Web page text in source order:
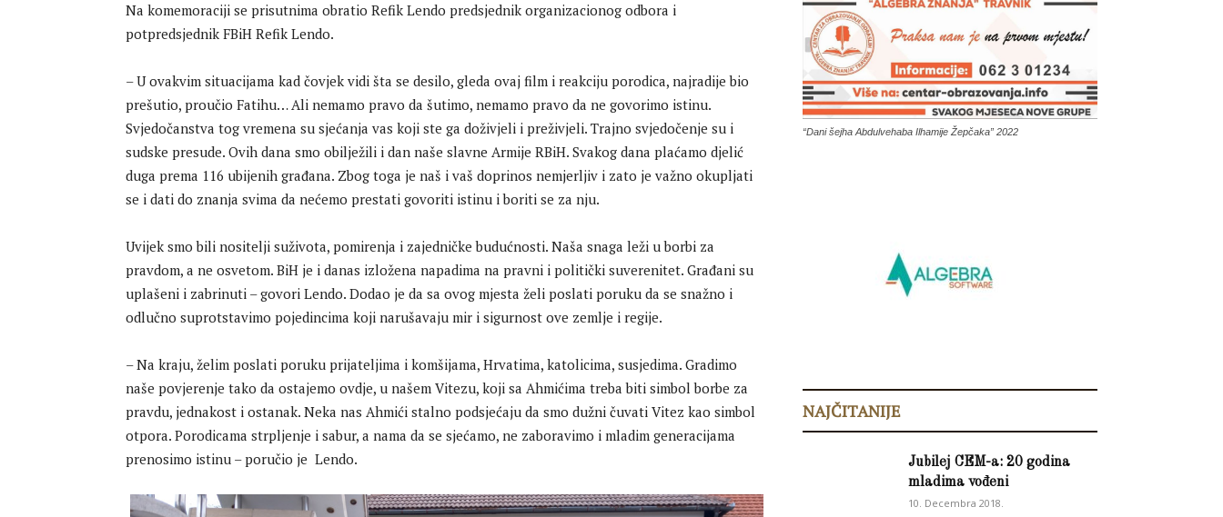
Na komemoraciji se prisutnima obratio Refik Lendo predsjednik organizacionog odbora i
potpredsjednik FBiH Refik Lendo.
– U ovakvim situacijama kad čovjek vidi šta se desilo, gleda ovaj film i reakciju porodica, najradije bio
prešutio, proučio Fatihu… Ali nemamo pravo da šutimo, nemamo pravo da ne govorimo istinu.
Svjedočanstva tog vremena su sjećanja vas koji ste ga doživjeli i preživjeli. Trajno svjedočenje su i
sudske presude. Ovih dana smo obilježili i dan naše slavne Armije RBiH. Svakog dana plaćamo djelić
duga prema 116 ubijenih građana. Zbog toga je naš i vaš doprinos nemjerljiv i zato je važno okupljati
se i dati do znanja svima da nećemo prestati govoriti istinu i boriti se za nju.
Uvijek smo bili nositelji suživota, pomirenja i zajedničke budućnosti. Naša snaga leži u borbi za
pravdom, a ne osvetom. BiH je i danas izložena napadima na pravni i politički suverenitet. Građani su
uplašeni i zabrinuti – govori Lendo. Dodao je da sa ovog mjesta želi poslati poruku da se snažno i
odlučno suprotstavimo pojedincima koji narušavaju mir i sigurnost ove zemlje i regije.
– Na kraju, želim poslati poruku prijateljima i komšijama, Hrvatima, katolicima, susjedima. Gradimo
naše povjerenje tako da ostajemo ovdje, u našem Vitezu, koji sa Ahmićima treba biti simbol borbe za
pravdu, jednakost i ostanak. Neka nas Ahmići stalno podsjećaju da smo dužni čuvati Vitez kao simbol
otpora. Porodicama strpljenje i sabur, a nama da se sjećamo, ne zaboravimo i mladim generacijama
prenosimo istinu – poručio je Lendo.
“Dani šejha Abdulvehaba Ilhamije Žepčaka” 2022
NAJČITANIJE
Jubilej CEM-a: 20 godina
mladima vođeni
10. Decembra 2018.